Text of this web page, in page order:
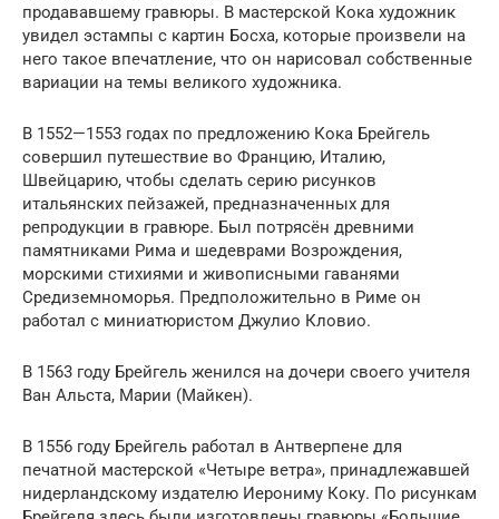
продававшему гравюры. В мастерской Кока художник
увидел эстампы с картин Босха, которые произвели на
него такое впечатление, что он нарисовал собственные
вариации на темы великого художника.
В 1552—1553 годах по предложению Кока Брейгель
совершил путешествие во Францию, Италию,
Швейцарию, чтобы сделать серию рисунков
итальянских пейзажей, предназначенных для
репродукции в гравюре. Был потрясён древними
памятниками Рима и шедеврами Возрождения,
морскими стихиями и живописными гаванями
Средиземноморья. Предположительно в Риме он
работал с миниатюристом Джулио Кловио.
В 1563 году Брейгель женился на дочери своего учителя
Ван Альста, Марии (Майкен).
В 1556 году Брейгель работал в Антверпене для
печатной мастерской «Четыре ветра», принадлежавшей
нидерландскому издателю Иерониму Коку. По рисункам